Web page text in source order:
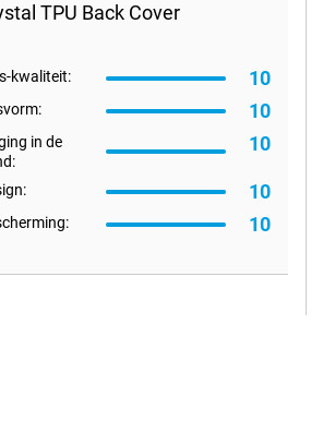
TPU Back Cover
kwaliteit: 10
10
in de
10
10
10